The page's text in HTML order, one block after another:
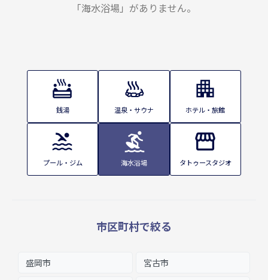
「海水浴場」がありません。
銭湯 温泉・サウナ ホテル・旅館
プール・ジム 海水浴場 タトゥースタジオ
市区町村で絞る
盛岡市 宮古市